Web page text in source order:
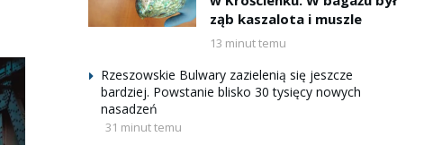
ząb kaszalota i muszle
13 minut temu
Rzeszowskie Bulwary zazielenią się jeszcze
bardziej. Powstanie blisko 30 tysięcy nowych
nasadzeń
31 minut temu